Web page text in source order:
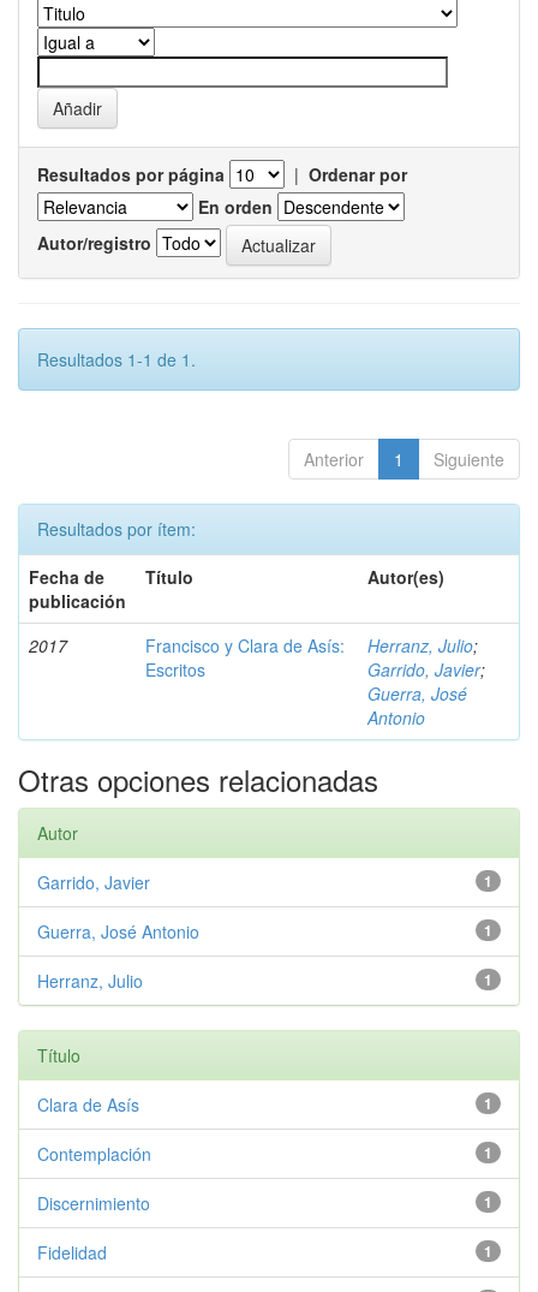
Resultados por página | Ordenar por
En orden
Autor/registro
Resultados 1-1 de 1.
Anterior 1 Siguiente
Resultados por ítem:
Fecha de
publicación
Título Autor(es)
2017
Francisco y Clara de Asís:
Escritos
Herranz, Julio;
Garrido, Javier;
Guerra, José
Antonio
Otras opciones relacionadas
Autor
1
Garrido, Javier
1
Guerra, José Antonio
1
Herranz, Julio
Título
1
Clara de Asís
1
Contemplación
1
Discernimiento
1
Fidelidad